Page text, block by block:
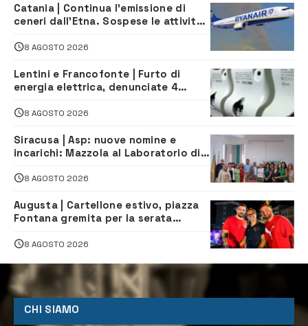
Catania | Continua l’emissione di
ceneri dall’Etna. Sospese le attività
8 AGOSTO 2026
Lentini e Francofonte | Furto di
energia elettrica, denunciate 4
8 AGOSTO 2026
Siracusa | Asp: nuove nomine e
incarichi: Mazzola al Laboratorio di
Servizio Legale
8 AGOSTO 2026
Augusta | Cartellone estivo, piazza
Fontana gremita per la serata
8 AGOSTO 2026
CHI SIAMO